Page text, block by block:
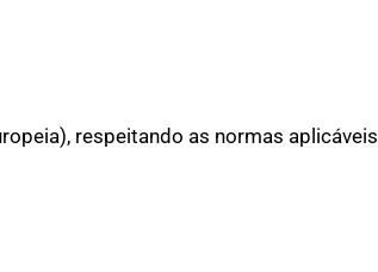
respeitando as normas aplicáveis